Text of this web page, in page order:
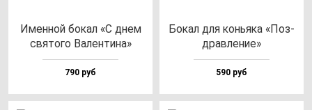
Имен­ной бо­кал «С днем
свя­то­го Вален­ти­на»
790 руб
Бокал для конь­яка «Поз­
драв­ле­ние»
590 руб